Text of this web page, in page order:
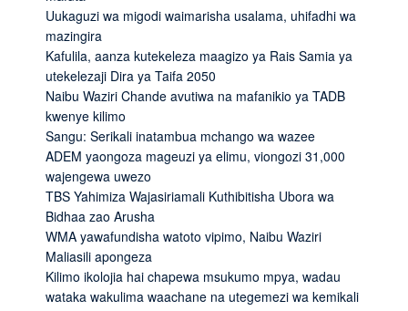
Uukaguzi wa migodi waimarisha usalama, uhifadhi wa
mazingira
Kafulila, aanza kutekeleza maagizo ya Rais Samia ya
utekelezaji Dira ya Taifa 2050
Naibu Waziri Chande avutiwa na mafanikio ya TADB
kwenye kilimo
Sangu: Serikali inatambua mchango wa wazee
ADEM yaongoza mageuzi ya elimu, viongozi 31,000
wajengewa uwezo
TBS Yahimiza Wajasiriamali Kuthibitisha Ubora wa
Bidhaa zao Arusha
WMA yawafundisha watoto vipimo, Naibu Waziri
Maliasili apongeza
Kilimo ikolojia hai chapewa msukumo mpya, wadau
wataka wakulima waachane na utegemezi wa kemikali